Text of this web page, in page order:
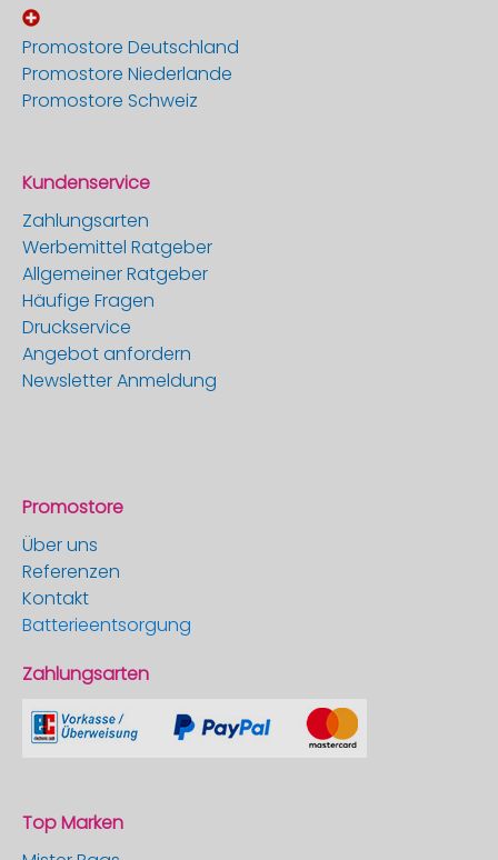
Promostore Deutschland
Promostore Niederlande
Promostore Schweiz
Kundenservice
Zahlungsarten
Werbemittel Ratgeber
Allgemeiner Ratgeber
Häufige Fragen
Druckservice
Angebot anfordern
Newsletter Anmeldung
Promostore
Über uns
Referenzen
Kontakt
Batterieentsorgung
Zahlungsarten
Top Marken